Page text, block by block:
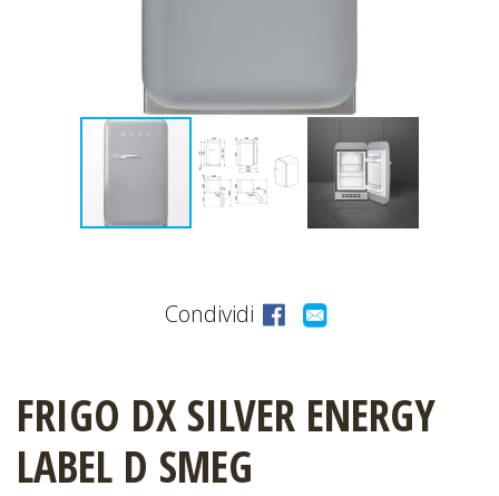
CATALOGHI
NEWS
Condividi
FRIGO DX SILVER ENERGY
LABEL D SMEG